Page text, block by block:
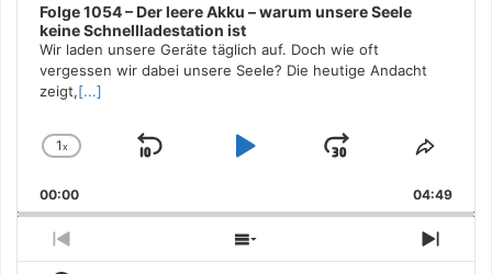
Folge 1054 – Der leere Akku – warum unsere Seele
keine Schnellladestation ist
Wir laden unsere Geräte täglich auf. Doch wie oft
vergessen wir dabei unsere Seele? Die heutige Andacht
zeigt,[...]
Change
Rate
1x
Skip
Play
Jump
Forward
Share
00:00 04:49
Previous
Show
Next